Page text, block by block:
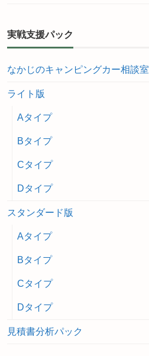
実戦支援パック
なかじのキャンピングカー相談室
ライト版
Aタイプ
Bタイプ
Cタイプ
Dタイプ
スタンダード版
Aタイプ
Bタイプ
Cタイプ
Dタイプ
見積書分析パック